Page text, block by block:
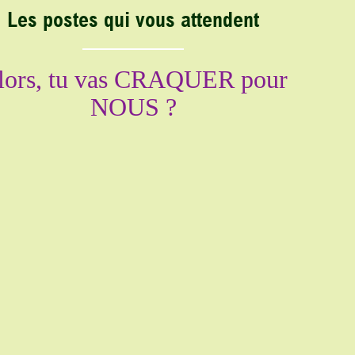
Les postes qui vous attendent
tu vas CRAQUER pour
NOUS ?